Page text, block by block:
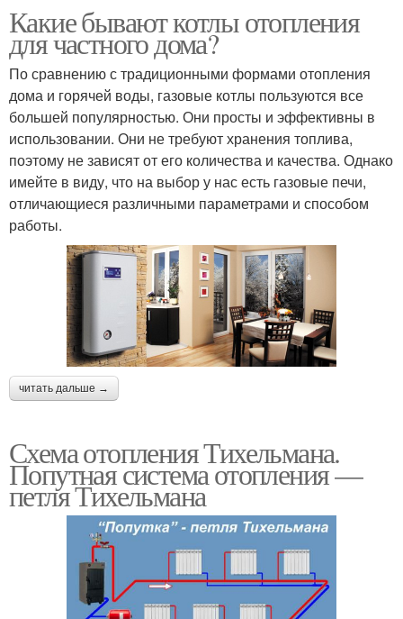
Какие бывают котлы отопления
для частного дома?
По сравнению с традиционными формами отопления
дома и горячей воды, газовые котлы пользуются все
большей популярностью. Они просты и эффективны в
использовании. Они не требуют хранения топлива,
поэтому не зависят от его количества и качества. Однако
имейте в виду, что на выбор у нас есть газовые печи,
отличающиеся различными параметрами и способом
работы.
читать дальше →
Схема отопления Тихельмана.
Попутная система отопления —
петля Тихельмана